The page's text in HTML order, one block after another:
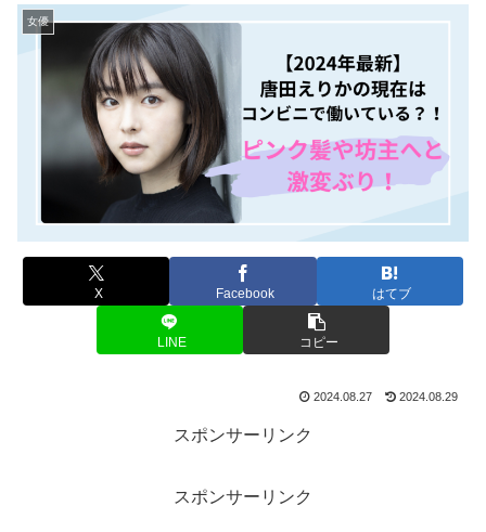
女優
X Facebook はてブ
LINE コピー
2024.08.27 2024.08.29
スポンサーリンク
スポンサーリンク